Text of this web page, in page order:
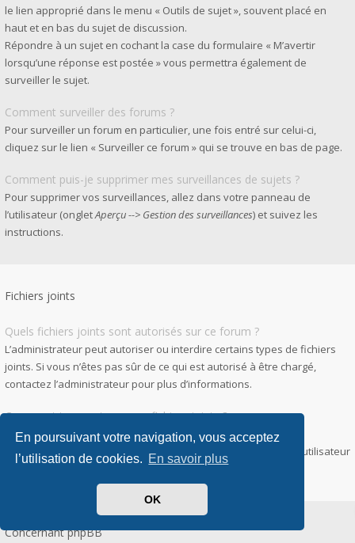
En poursuivant votre navigation, vous acceptez
l’utilisation de cookies. En savoir plus
OK
le lien approprié dans le menu « Outils de sujet », souvent placé en
haut et en bas du sujet de discussion.
Répondre à un sujet en cochant la case du formulaire « M’avertir
lorsqu’une réponse est postée » vous permettra également de
surveiller le sujet.
Comment surveiller des forums ?
Pour surveiller un forum en particulier, une fois entré sur celui-ci,
cliquez sur le lien « Surveiller ce forum » qui se trouve en bas de page.
Comment puis-je supprimer mes surveillances de sujets ?
Pour supprimer vos surveillances, allez dans votre panneau de
l’utilisateur (ongletAperçu --> Gestion des surveillances) et suivez les
instructions.
Fichiers joints
Quels fichiers joints sont autorisés sur ce forum ?
L’administrateur peut autoriser ou interdire certains types de fichiers
joints. Si vous n’êtes pas sûr de ce qui est autorisé à être chargé,
contactez l’administrateur pour plus d’informations.
Comment trouver tous mes fichiers joints ?
Pour accéder à la liste des fichiers que vous avez joints à vos
messages et messages privés, allez dans votre panneau de l’utilisateur
Concernant phpBB